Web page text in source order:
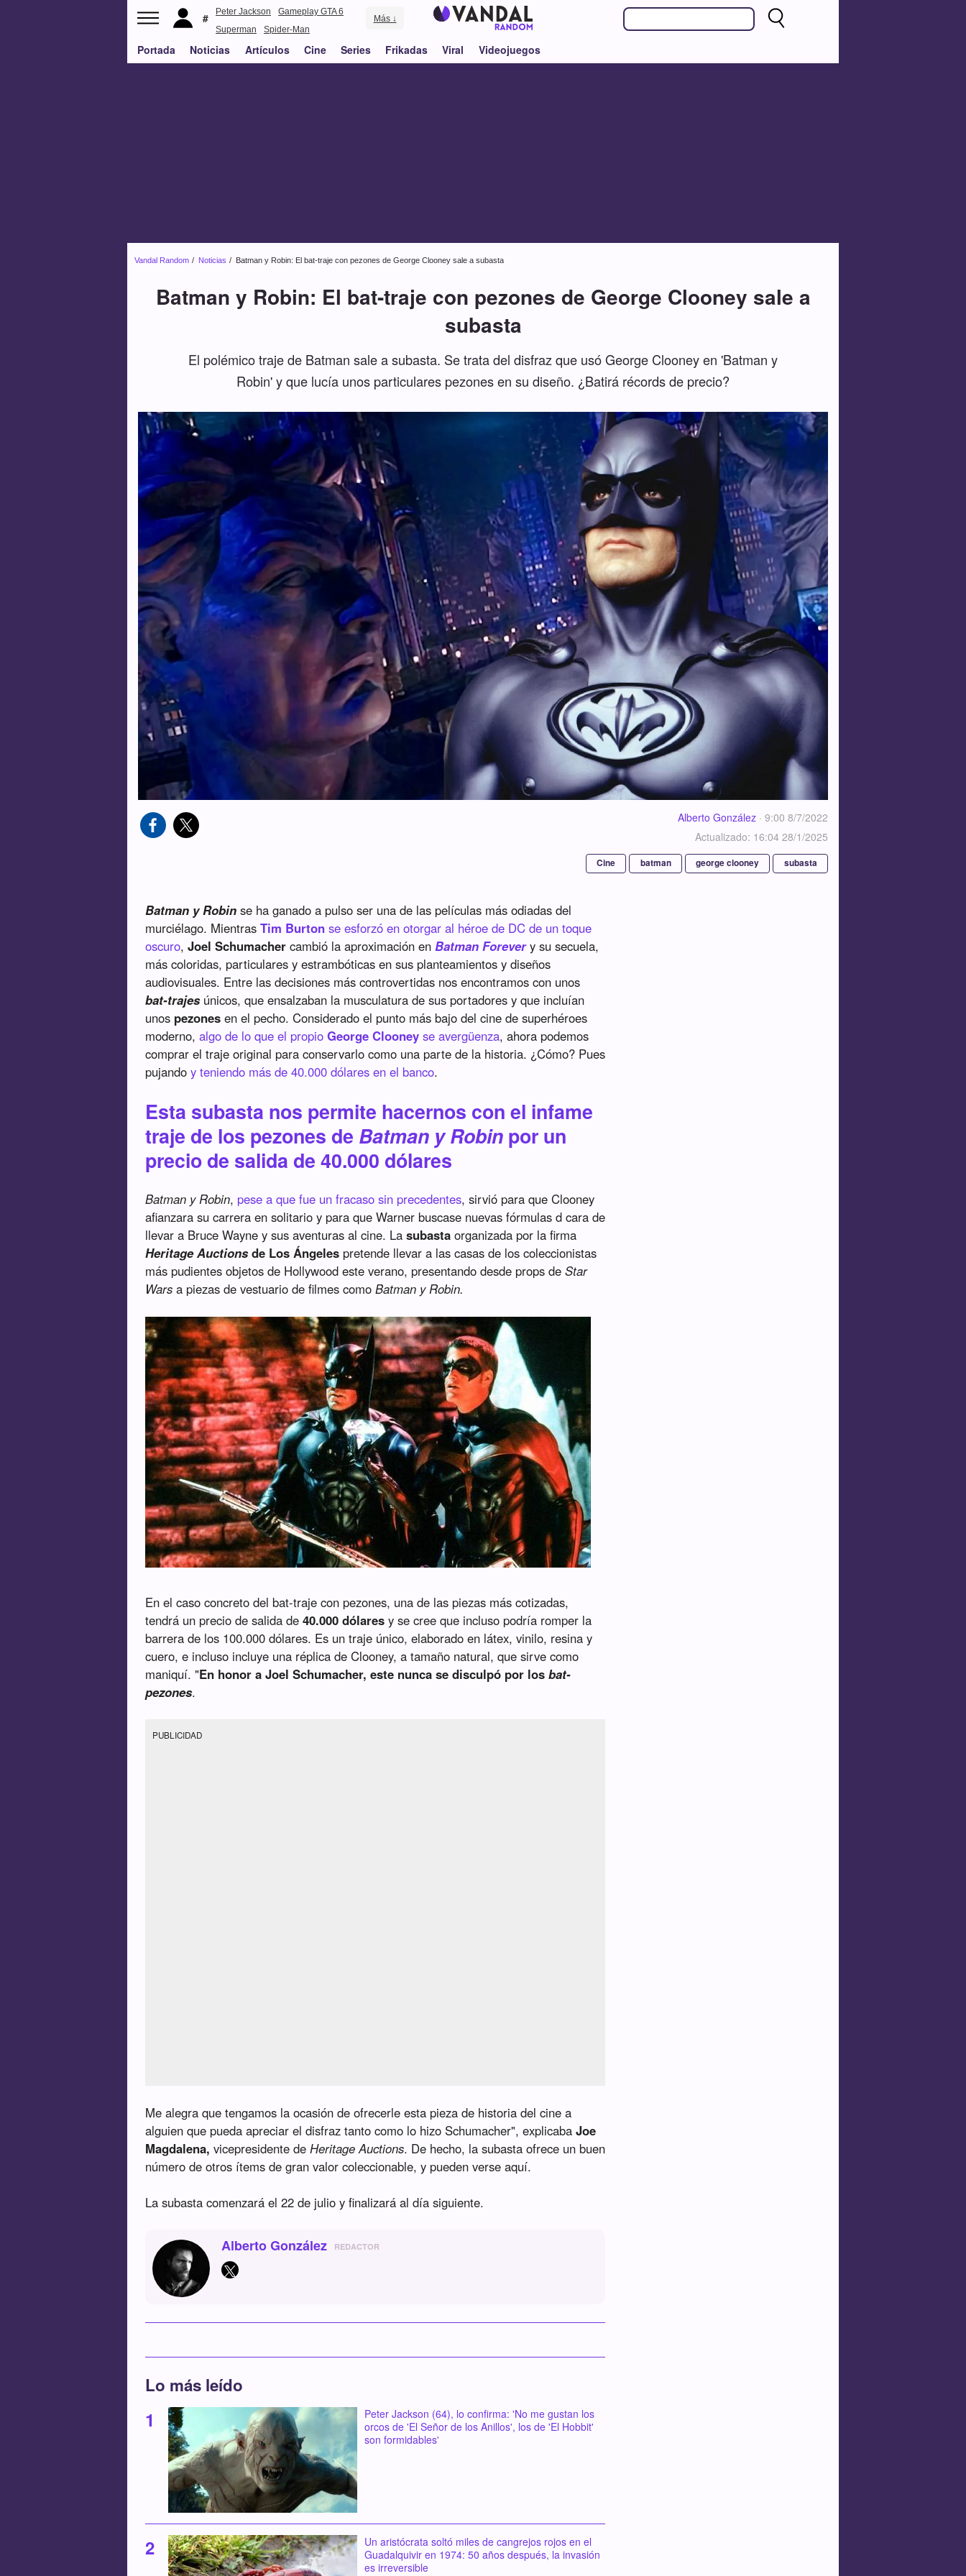
Peter Jackson
Gameplay GTA 6
Superman
Spider-Man
Más ↓
Portada Noticias Artículos Cine Series Frikadas Viral Videojuegos
Vandal Random Noticias Batman y Robin: El bat-traje con pezones de George Clooney sale a subasta
Batman y Robin: El bat-traje con pezones de George Clooney sale a
subasta
El polémico traje de Batman sale a subasta. Se trata del disfraz que usó George Clooney en 'Batman y
Robin' y que lucía unos particulares pezones en su diseño. ¿Batirá récords de precio?
Alberto González · 9:00 8/7/2022
Actualizado: 16:04 28/1/2025
Cine batman george clooney subasta
Batman y Robin se ha ganado a pulso ser una de las películas más odiadas del
murciélago. MientrasTim Burton se esforzó en otorgar al héroe de DC de un toque
oscuro,Joel Schumacher cambió la aproximación enBatman Forevery su secuela,
más coloridas, particulares y estrambóticas en sus planteamientos y diseños
audiovisuales. Entre las decisiones más controvertidas nos encontramos con unos
bat-trajesúnicos, que ensalzaban la musculatura de sus portadores y que incluían
unos pezones en el pecho. Considerado el punto más bajo del cine de superhéroes
moderno,algo de lo que el propioGeorge Clooney se avergüenza, ahora podemos
comprar el traje original para conservarlo como una parte de la historia. ¿Cómo? Pues
pujandoy teniendo más de 40.000 dólares en el banco.
Esta subasta nos permite hacernos con el infame
traje de los pezones de Batman y Robin por un
precio de salida de 40.000 dólares
Batman y Robin, pese a que fue un fracaso sin precedentes, sirvió para que Clooney
afianzara su carrera en solitario y para que Warner buscase nuevas fórmulas d cara de
llevar a Bruce Wayne y sus aventuras al cine. Lasubasta organizada por la firma
Heritage Auctionsde Los Ángeles pretende llevar a las casas de los coleccionistas
más pudientes objetos de Hollywood este verano, presentando desde props deStar
Wars a piezas de vestuario de filmes comoBatman y Robin.
En el caso concreto del bat-traje con pezones, una de las piezas más cotizadas,
tendrá un precio de salida de40.000 dólares y se cree que incluso podría romper la
barrera de los 100.000 dólares. Es un traje único, elaborado en látex, vinilo, resina y
cuero, e incluso incluye una réplica de Clooney, a tamaño natural, que sirve como
maniquí. "En honor a Joel Schumacher, este nunca se disculpó por losbat-
pezones.
PUBLICIDAD
Me alegra que tengamos la ocasión de ofrecerle esta pieza de historia del cine a
alguien que pueda apreciar el disfraz tanto como lo hizo Schumacher", explicabaJoe
Magdalena, vicepresidente deHeritage Auctions. De hecho, la subasta ofrece un buen
número de otros ítems de gran valor coleccionable, y pueden verse aquí.
La subasta comenzará el 22 de julio y finalizará al día siguiente.
Alberto González REDACTOR
Lo más leído
Peter Jackson (64), lo confirma: 'No me gustan los
orcos de 'El Señor de los Anillos', los de 'El Hobbit'
son formidables'
Un aristócrata soltó miles de cangrejos rojos en el
Guadalquivir en 1974: 50 años después, la invasión
es irreversible